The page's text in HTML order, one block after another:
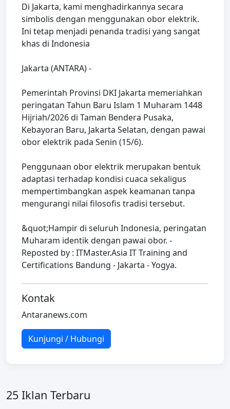
Di Jakarta, kami menghadirkannya secara
simbolis dengan menggunakan obor elektrik.
Ini tetap menjadi penanda tradisi yang sangat
khas di Indonesia
Jakarta (ANTARA) -
Pemerintah Provinsi DKI Jakarta memeriahkan
peringatan Tahun Baru Islam 1 Muharam 1448
Hijriah/2026 di Taman Bendera Pusaka,
Kebayoran Baru, Jakarta Selatan, dengan pawai
obor elektrik pada Senin (15/6).
Penggunaan obor elektrik merupakan bentuk
adaptasi terhadap kondisi cuaca sekaligus
mempertimbangkan aspek keamanan tanpa
mengurangi nilai filosofis tradisi tersebut.
&quot;Hampir di seluruh Indonesia, peringatan
Muharam identik dengan pawai obor. -
Reposted by : ITMaster.Asia IT Training and
Certifications Bandung - Jakarta - Yogya.
Kontak
Antaranews.com
Kunjungi / Hubungi
25 Iklan Terbaru